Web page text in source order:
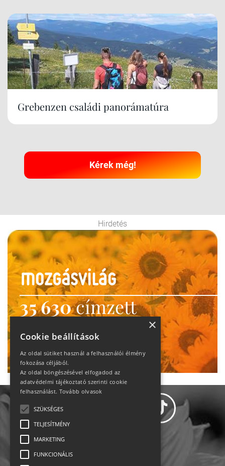
Grebenzen családi panorámatúra
Kérek még!
Hirdetés
35 630címzett
heti motiváció
Ne maradj le!
×
Cookie beállítások
Az oldal sütiket használ a felhasználói élmény
fokozása céljából.
Az oldal böngészésével elfogadod az
adatvédelmi tájékoztató szerinti cookie
felhasználást. Tovább olvasok
SZÜKSÉGES
TELJESÍTMÉNY
MARKETING
FUNKCIONÁLIS